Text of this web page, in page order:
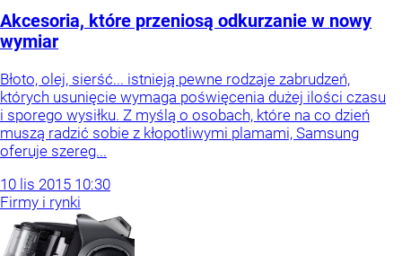
Akcesoria, które przeniosą odkurzanie w nowy
wymiar
Błoto, olej, sierść... istnieją pewne rodzaje zabrudzeń,
których usunięcie wymaga poświęcenia dużej ilości czasu
i sporego wysiłku. Z myślą o osobach, które na co dzień
muszą radzić sobie z kłopotliwymi plamami, Samsung
oferuje szereg...
10 lis 2015 10:30
Firmy i rynki